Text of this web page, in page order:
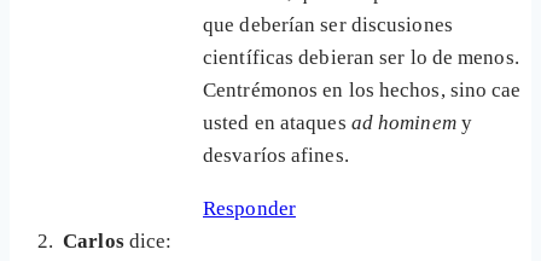
que deberían ser discusiones
científicas debieran ser lo de menos.
Centrémonos en los hechos, sino cae
usted en ataques ad hominemy
desvaríos afines.
Responder
Carlos dice: